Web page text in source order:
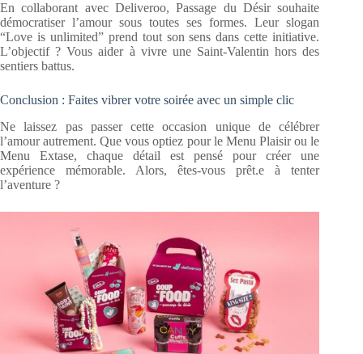
En collaborant avec Deliveroo, Passage du Désir souhaite
démocratiser l’amour sous toutes ses formes. Leur slogan
“Love is unlimited” prend tout son sens dans cette initiative.
L’objectif ? Vous aider à vivre une Saint-Valentin hors des
sentiers battus.
Conclusion : Faites vibrer votre soirée avec un simple clic
Ne laissez pas passer cette occasion unique de célébrer
l’amour autrement. Que vous optiez pour le Menu Plaisir ou le
Menu Extase, chaque détail est pensé pour créer une
expérience mémorable. Alors, êtes-vous prêt.e à tenter
l’aventure ?